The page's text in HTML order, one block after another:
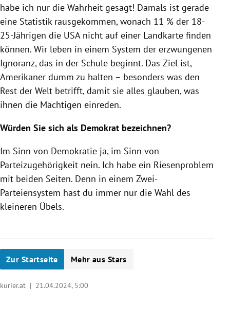
habe ich nur die Wahrheit gesagt! Damals ist gerade
eine Statistik rausgekommen, wonach 11 % der 18-
25-Jährigen die USA nicht auf einer Landkarte finden
können. Wir leben in einem System der erzwungenen
Ignoranz, das in der Schule beginnt. Das Ziel ist,
Amerikaner dumm zu halten – besonders was den
Rest der Welt betrifft, damit sie alles glauben, was
ihnen die Mächtigen einreden.
Würden Sie sich als Demokrat bezeichnen?
Im Sinn von Demokratie ja, im Sinn von
Parteizugehörigkeit nein. Ich habe ein Riesenproblem
mit beiden Seiten. Denn in einem Zwei-
Parteiensystem hast du immer nur die Wahl des
kleineren Übels.
Zur Startseite Mehr aus Stars
kurier.at | 21.04.2024, 5:00